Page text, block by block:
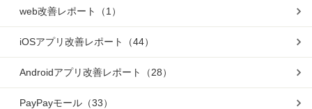
web改善レポート （1）
iOSアプリ改善レポート （44）
Androidアプリ改善レポート （28）
PayPayモール （33）